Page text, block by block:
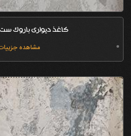
کاغذ دیواری باروک ست کد
مشاهده